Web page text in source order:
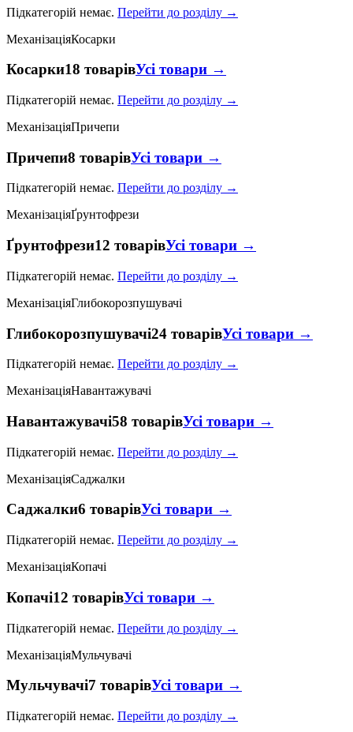
Підкатегорій немає. Перейти до розділу →
МеханізаціяКосарки
Косарки18 товарівУсі товари →
Підкатегорій немає. Перейти до розділу →
МеханізаціяПричепи
Причепи8 товарівУсі товари →
Підкатегорій немає. Перейти до розділу →
МеханізаціяҐрунтофрези
Ґрунтофрези12 товарівУсі товари →
Підкатегорій немає. Перейти до розділу →
МеханізаціяГлибокорозпушувачі
Глибокорозпушувачі24 товарівУсі товари →
Підкатегорій немає. Перейти до розділу →
МеханізаціяНавантажувачі
Навантажувачі58 товарівУсі товари →
Підкатегорій немає. Перейти до розділу →
МеханізаціяСаджалки
Саджалки6 товарівУсі товари →
Підкатегорій немає. Перейти до розділу →
МеханізаціяКопачі
Копачі12 товарівУсі товари →
Підкатегорій немає. Перейти до розділу →
МеханізаціяМульчувачі
Мульчувачі7 товарівУсі товари →
Підкатегорій немає. Перейти до розділу →